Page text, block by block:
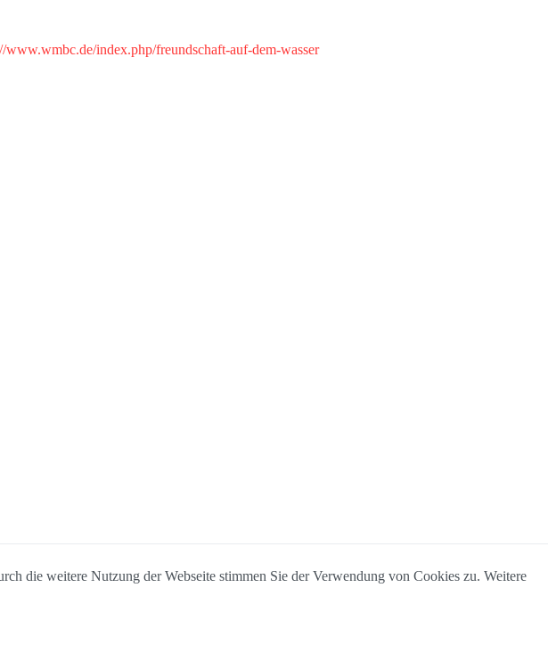
www.wmbc.de/index.php/freundschaft-auf-dem-wasser
die weitere Nutzung der Webseite stimmen Sie der Verwendung von Cookies zu. Weitere